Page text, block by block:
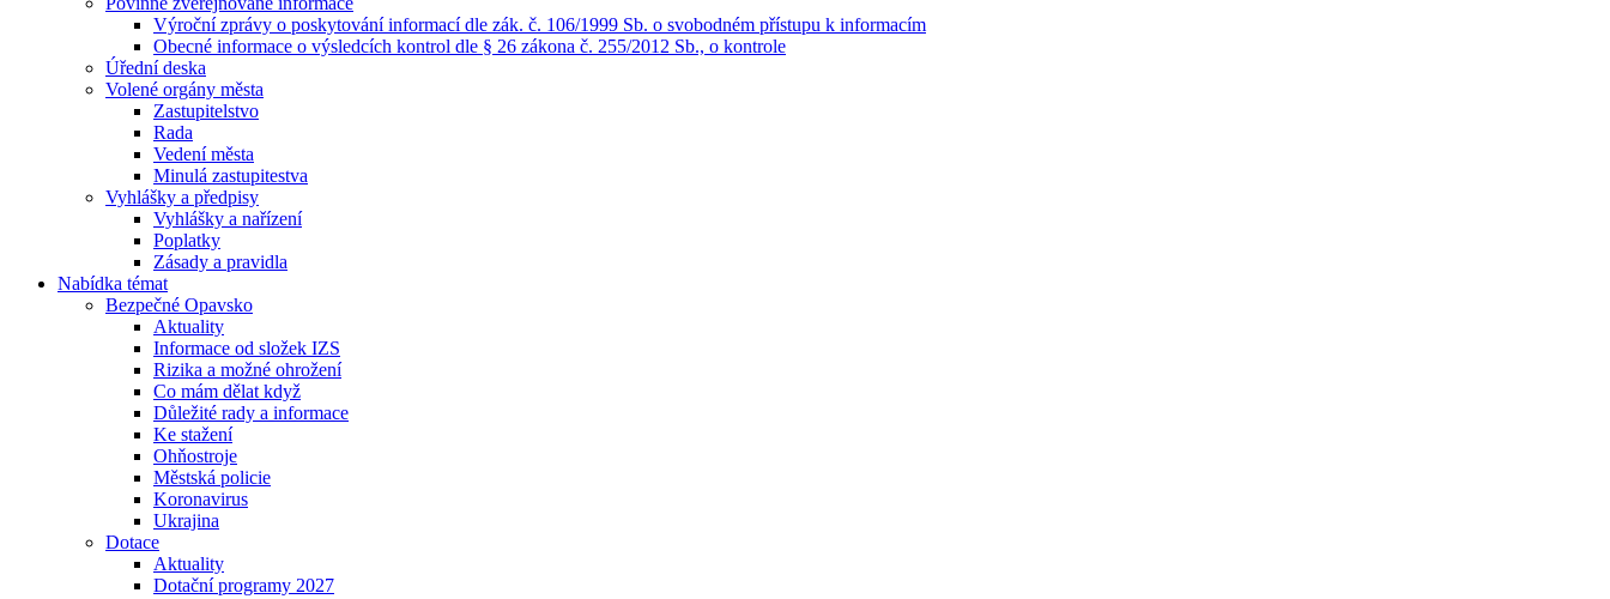
Výroční zprávy o poskytování informací dle zák. č. 106/1999 Sb. o svobodném přístupu k informacím
Obecné informace o výsledcích kontrol dle § 26 zákona č. 255/2012 Sb., o kontrole
Úřední deska
Volené orgány města
Zastupitelstvo
Rada
Vedení města
Minulá zastupitestva
Vyhlášky a předpisy
Vyhlášky a nařízení
Poplatky
Zásady a pravidla
Nabídka témat
Bezpečné Opavsko
Aktuality
Informace od složek IZS
Rizika a možné ohrožení
Co mám dělat když
Důležité rady a informace
Ke stažení
Ohňostroje
Městská policie
Koronavirus
Ukrajina
Dotace
Aktuality
Dotační programy 2027